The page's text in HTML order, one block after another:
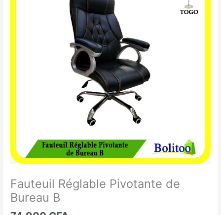
Fauteuil Réglable Pivotante de
Bureau B